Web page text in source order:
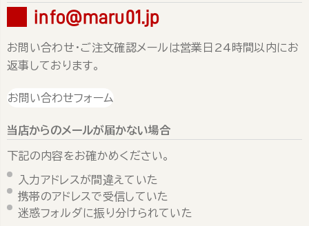
info@maru01.jp
お問い合わせ・ご注文確認メールは営業日24時間以内にお
返事しております。
お問い合わせフォーム
当店からのメールが届かない場合
下記の内容をお確かめください。
入力アドレスが間違えていた
携帯のアドレスで受信していた
迷惑フォルダに振り分けられていた